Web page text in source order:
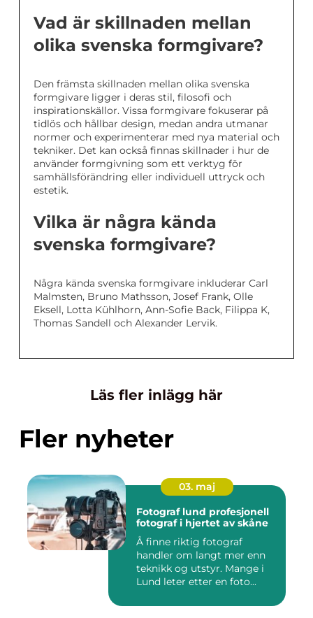
Vad är skillnaden mellan
olika svenska formgivare?
Den främsta skillnaden mellan olika svenska
formgivare ligger i deras stil, filosofi och
inspirationskällor. Vissa formgivare fokuserar på
tidlös och hållbar design, medan andra utmanar
normer och experimenterar med nya material och
tekniker. Det kan också finnas skillnader i hur de
använder formgivning som ett verktyg för
samhällsförändring eller individuell uttryck och
estetik.
Vilka är några kända
svenska formgivare?
Några kända svenska formgivare inkluderar Carl
Malmsten, Bruno Mathsson, Josef Frank, Olle
Eksell, Lotta Kühlhorn, Ann-Sofie Back, Filippa K,
Thomas Sandell och Alexander Lervik.
Läs fler inlägg här
Fler nyheter
03. maj
Fotograf lund profesjonell
fotograf i hjertet av skåne
Å finne riktig fotograf
handler om langt mer enn
teknikk og utstyr. Mange i
Lund leter etter en foto...